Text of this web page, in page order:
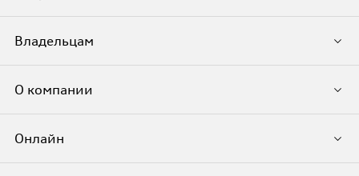
Владельцам
О компании
Онлайн